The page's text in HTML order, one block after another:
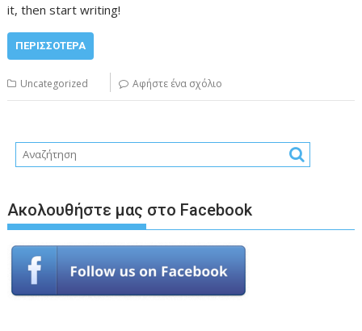
it, then start writing!
ΠΕΡΙΣΣΌΤΕΡΑ
Uncategorized Αφήστε ένα σχόλιο
Ακολουθήστε μας στο Facebook